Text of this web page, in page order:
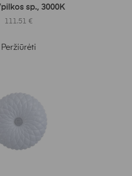
sp., 3000K
111.51 €
Peržiūrėti